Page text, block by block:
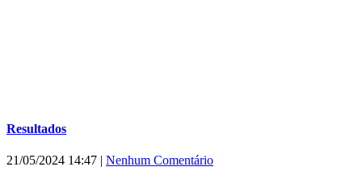
Resultados
21/05/2024 14:47 | Nenhum Comentário